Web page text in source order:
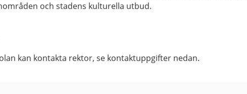
och stadens kulturella utbud.
kan kontakta rektor, se kontaktuppgifter nedan.